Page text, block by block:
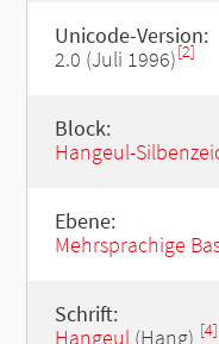
Unicode-Version:
2.0 (Juli 1996)[2]
Block:
Hangeul-
Ebene:
Mehrsprachige
Schrift:
Hangeul(Hang) [4]